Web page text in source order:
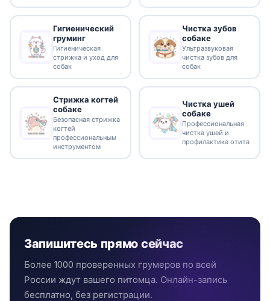
Гигиенический
груминг
Гигиеническая
стрижка и уход для
собак
Чистка зубов
собаке
Ультразвуковая
чистка зубов для
собак
Стрижка когтей
собаке
Безопасная стрижка
когтей
профессиональным
инструментом
Чистка ушей
собаке
Профессиональная
чистка ушей и
профилактика отита
Запишитесь прямо сейчас
Более 1000 проверенных грумеров по всей
России ждут вашего питомца. Онлайн-запись
бесплатно, без регистрации.